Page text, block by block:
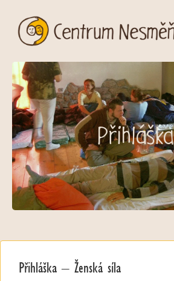
Přihláška
Přihláška – Ženská síla